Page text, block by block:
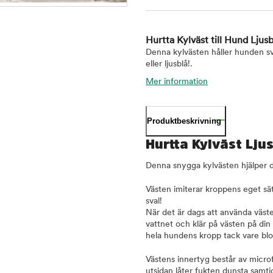
Hurtta Kylväst till Hund
Denna kylvästen håller hunden
eller ljusblå!.
Mer information
Produktbeskrivning
Hurtta Kylväst
Denna snygga kylvästen hjälper
Västen imiterar kroppens eget
sval!
När det är dags att använda
vattnet och klär på västen på
hela hundens kropp tack vare
Västens innertyg består av